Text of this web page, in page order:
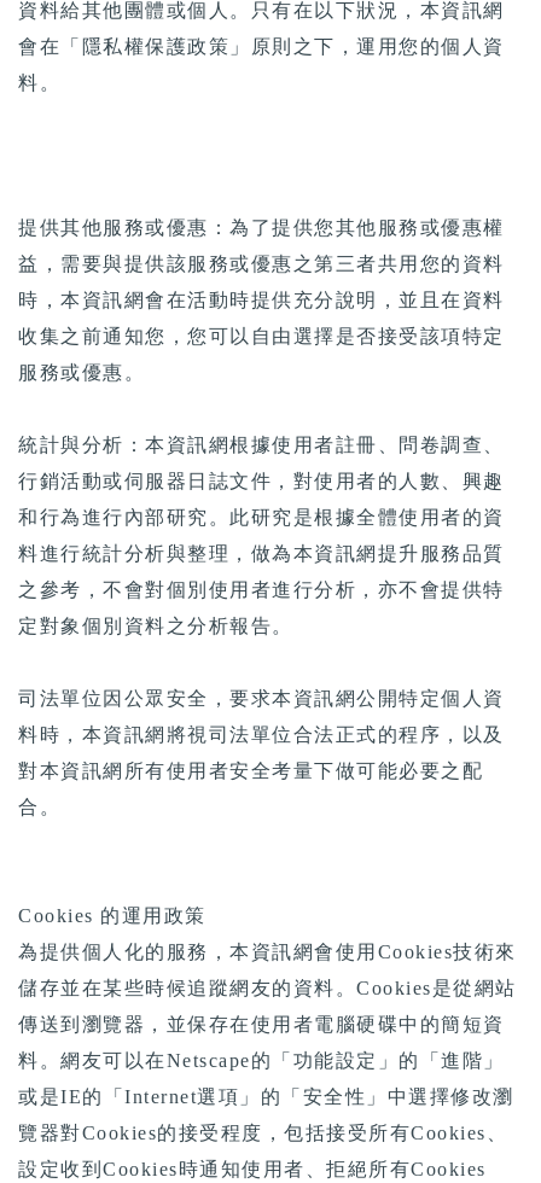
資料給其他團體或個人。只有在以下狀況，本資訊網
會在「隱私權保護政策」原則之下，運用您的個人資
料。
提供其他服務或優惠：為了提供您其他服務或優惠權
益，需要與提供該服務或優惠之第三者共用您的資料
時，本資訊網會在活動時提供充分說明，並且在資料
收集之前通知您，您可以自由選擇是否接受該項特定
服務或優惠。
統計與分析：本資訊網根據使用者註冊、問卷調查、
行銷活動或伺服器日誌文件，對使用者的人數、興趣
和行為進行內部研究。此研究是根據全體使用者的資
料進行統計分析與整理，做為本資訊網提升服務品質
之參考，不會對個別使用者進行分析，亦不會提供特
定對象個別資料之分析報告。
司法單位因公眾安全，要求本資訊網公開特定個人資
料時，本資訊網將視司法單位合法正式的程序，以及
對本資訊網所有使用者安全考量下做可能必要之配
合。
Cookies 的運用政策
為提供個人化的服務，本資訊網會使用Cookies技術來
儲存並在某些時候追蹤網友的資料。Cookies是從網站
傳送到瀏覽器，並保存在使用者電腦硬碟中的簡短資
料。網友可以在Netscape的「功能設定」的「進階」
或是IE的「Internet選項」的「安全性」中選擇修改瀏
覽器對Cookies的接受程度，包括接受所有Cookies、
設定收到Cookies時通知使用者、拒絕所有Cookies